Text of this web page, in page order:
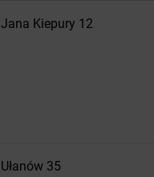
Jana Kiepury 12
Ułanów 35